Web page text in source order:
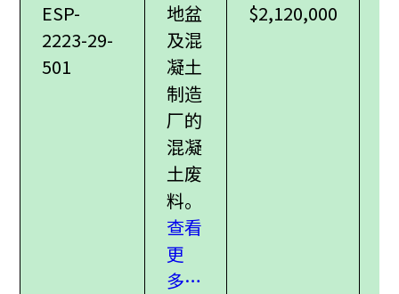
ESP-
2223-29-
501
地盆
及混
凝土
制造
厂的
混凝
土废
料。
查看
更
多…
$2,120,000